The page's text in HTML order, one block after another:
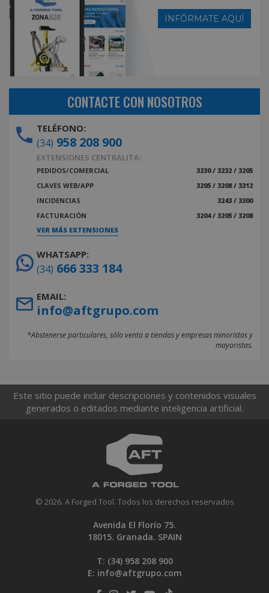
INFÓRMATE AQUÍ
CONTACTE CON NOSOTROS
TELÉFONO:
(34) 958 208 900
EXTENSIONES CENTRALITA:
PEDIDOS/COMERCIAL
3230 / 3232 / 3205
CLAVES WEB/APP
3205 / 3208 / 3312
INCIDENCIAS
3243 / 3300
FACTURACIÓN
3204 / 3205 / 3208
VER MÁS EXTENSIONES
WHATSAPP:
(34) 666 333 184
EMAIL:
info@aftgrupo.com
*Abstenerse particulares, sólo venta a tiendas y empresas minoristas y
mayoristas.
Este sitio puede incluir descripciones y contenidos visuales
generados o editados mediante inteligencia artificial.
© 2026. A Forged Tool. Todos los derechos reservados
Avenida El Florío 75.
18015. Granada. SPAIN
T: (34) 958 208 900
E: info@aftgrupo.com